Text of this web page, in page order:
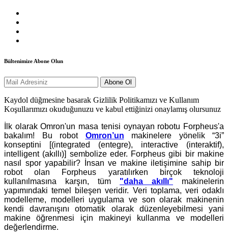
Bültenimize Abone Olun
Kaydol düğmesine basarak Gizlilik Politikamızı ve Kullanım
Koşullarımızı okuduğunuzu ve kabul ettiğinizi onaylamış olursunuz
İlk olarak Omron'un masa tenisi oynayan robotu Forpheus'a
bakalım! Bu robot Omron’un makinelere yönelik “3i”
konseptini [(integrated (entegre), interactive (interaktif),
intelligent (akıllı)] sembolize eder. Forpheus gibi bir makine
nasıl spor yapabilir? İnsan ve makine iletişimine sahip bir
robot olan Forpheus yaratılırken birçok teknoloji
kullanılmasına karşın, tüm "daha akıllı" makinelerin
yapımındaki temel bileşen veridir. Veri toplama, veri odaklı
modelleme, modelleri uygulama ve son olarak makinenin
kendi davranışını otomatik olarak düzenleyebilmesi yani
makine öğrenmesi için makineyi kullanma ve modelleri
değerlendirme.